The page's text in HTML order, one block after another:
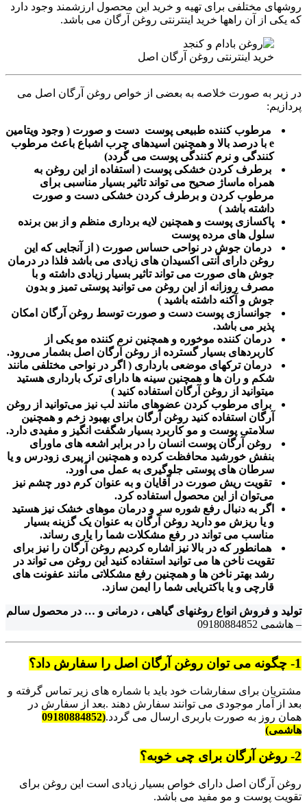
روشهای مختلفی برای تهیه و خرید این محصول ارزشمند وجود دارد
که یکی از آن راهها خرید اینترنتی روغن آرگان می باشد.
خرید اینترنتی روغن آرگان اصل
در زیر به صورت خلاصه به بعضی از خواص روغن آرگان اصل می
پردازیم:
مرطوب کننده طبیعی پوست دست و صورت ( وجود ویتامین
e با درصد بالا و همچنین اسیدهای چرب اشباع باعث مرطوب
کنندگی و نرم کنندگی پوست می گردد)
برطرف کردن خشکی پوست ( استفاده از این روغن به
همراه ماساژ صحیح می تواند تاثیر بسیار مناسبی برای
مرطوب کردن و برطرف کردن خشکی دست و صورت
داشته باشد )
پاکسازی پوست و همچنین لایه برداری منظم و از بین برنده
سلول های مرده پوست
درمان جوش در نواحی حساس صورت ( از آنجایی که این
روغن دارای آنتی اکسیدان های زیادی می باشد فلذا در درمان
جوش های صورت می تواند تاثیر بسیار زیادی داشته و با
مصرف روزانه از این روغن می توانید پوستی تمیز و بدون
جوش و آکنه داشته باشید )
جوانسازی پوست دست و صورت توسط روغن آرگان امکان
پذیر می باشد.
درمان کننده موخوره و همچنین نرم کننده مو یکی از
کاربردهای بسیار گسترده از روغن آرگان اصل بشمار می‌رود.
درمان ترکهای موضعی بارداری ( اگر در نواحی مختلفی مانند
شکم و ران ها و همچنین سینه ها دارای ترک بارداری هستید
میتوانید از روغن آرگان استفاده کنید )
برای مرطوب کردن عضوهای مانند لب نیز می‌توانید از روغن
آرگان استفاده کنید روغن آرگان برای بهبود زخم و همچنین
سلامتی پوست و مو کاربرد بسیار شگفت انگیز و مفیدی دارد.
روغن آرگان پوست انسان را در برابر اشعه های ماورای
بنفش خورشید محافظت کرده و همچنین از پیری زودرس و یا
سرطان های پوستی جلوگیری به عمل می آورد.
تقویت ریش صورت در آقایان و به عنوان کرم دور چشم نیز
می‌توان از این محصول استفاده کرد.
اگر به دنبال رفع شوره سر و درمان موهای خشک نیز هستید
و یا ریزش مو دارید روغن آرگان به عنوان یک گزینه بسیار
مناسب می تواند در رفع مشکلات شما را یاری رساند.
همانطور که در بالا نیز اشاره کردیم روغن آرگان را نیز برای
تقویت ناخن ها می توانید استفاده کنید این روغن می تواند در
رشد بهتر ناخن ها و همچنین رفع مشکلاتی مانند عفونت های
قارچی و یا باکتریایی شما را ایمن سازد.
تولید و فروش انواع روغنهای گیاهی ، درمانی و … در محصول سالم
– هاشمی 09180884852
1- چگونه می توان روغن آرگان اصل را سفارش داد؟
مشتریان برای سفارشات خود باید با شماره های زیر تماس گرفته و
بعد از آمار موجودی می توانند سفارش دهند .بعد از سفارش در
همان روز به صورت باربری ارسال می گردد. (09180884852
هاشمی)
2- روغن آرگان برای چی خوبه؟
روغن آرگان اصل دارای خواص بسیار زیادی است این روغن برای
تقویت پوست و مو مفید می باشد.